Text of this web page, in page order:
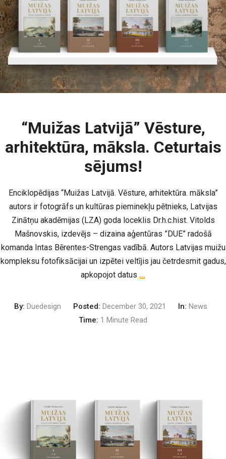
“Muižas Latvijā” Vēsture,
arhitektūra, māksla. Ceturtais
sējums!
Enciklopēdijas “Muižas Latvijā. Vēsture, arhitektūra. māksla”
autors ir fotogrāfs un kultūras pieminekļu pētnieks, Latvijas
Zinātņu akadēmijas (LZA) goda loceklis Dr.h.c.hist. Vitolds
Mašnovskis, izdevējs – dizaina aģentūras ”DUE” radošā
komanda Intas Bērentes-Strengas vadībā. Autors Latvijas muižu
kompleksu fotofiksācijai un izpētei veltījis jau četrdesmit gadus,
apkopojot datus …
By: Duedesign Posted: December 30, 2021 In: News
Time: 1 Minute Read